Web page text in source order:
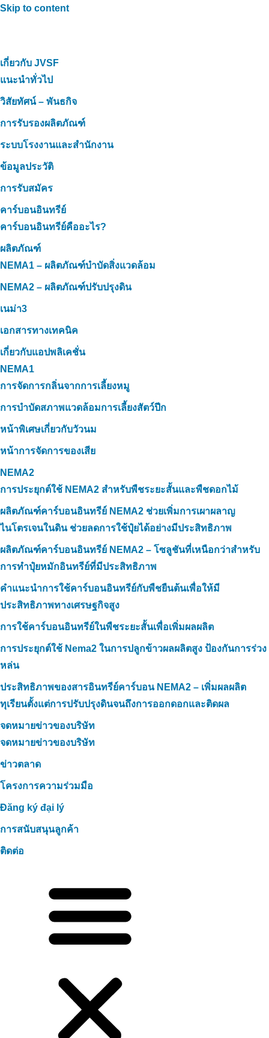
Skip to content
เกี่ยวกับ JVSF
แนะนำทั่วไป
วิสัยทัศน์ – พันธกิจ
การรับรองผลิตภัณฑ์
ระบบโรงงานและสำนักงาน
ข้อมูลประวัติ
การรับสมัคร
คาร์บอนอินทรีย์
คาร์บอนอินทรีย์คืออะไร?
ผลิตภัณฑ์
NEMA1 – ผลิตภัณฑ์บำบัดสิ่งแวดล้อม
NEMA2 – ผลิตภัณฑ์ปรับปรุงดิน
เนม่า3
เอกสารทางเทคนิค
เกี่ยวกับแอปพลิเคชั่น
NEMA1
การจัดการกลิ่นจากการเลี้ยงหมู
การบำบัดสภาพแวดล้อมการเลี้ยงสัตว์ปีก
หน้าพิเศษเกี่ยวกับวัวนม
หน้าการจัดการของเสีย
NEMA2
การประยุกต์ใช้ NEMA2 สำหรับพืชระยะสั้นและพืชดอกไม้
ผลิตภัณฑ์คาร์บอนอินทรีย์ NEMA2 ช่วยเพิ่มการเผาผลาญ
ไนโตรเจนในดิน ช่วยลดการใช้ปุ๋ยได้อย่างมีประสิทธิภาพ
ผลิตภัณฑ์คาร์บอนอินทรีย์ NEMA2 – โซลูชันที่เหนือกว่าสำหรับ
การทำปุ๋ยหมักอินทรีย์ที่มีประสิทธิภาพ
คำแนะนำการใช้คาร์บอนอินทรีย์กับพืชยืนต้นเพื่อให้มี
ประสิทธิภาพทางเศรษฐกิจสูง
การใช้คาร์บอนอินทรีย์ในพืชระยะสั้นเพื่อเพิ่มผลผลิต
การประยุกต์ใช้ Nema2 ในการปลูกข้าวผลผลิตสูง ป้องกันการร่วง
หล่น
ประสิทธิภาพของสารอินทรีย์คาร์บอน NEMA2 – เพิ่มผลผลิต
ทุเรียนตั้งแต่การปรับปรุงดินจนถึงการออกดอกและติดผล
จดหมายข่าวของบริษัท
จดหมายข่าวของบริษัท
ข่าวตลาด
โครงการความร่วมมือ
Đăng ký đại lý
การสนับสนุนลูกค้า
ติดต่อ